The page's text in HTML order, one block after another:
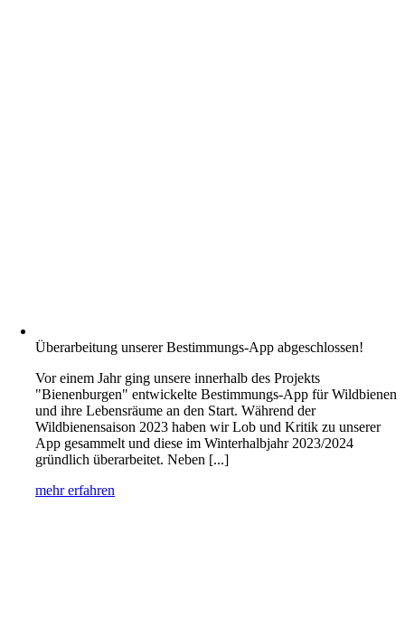
Überarbeitung unserer Bestimmungs-App abgeschlossen!
Vor einem Jahr ging unsere innerhalb des Projekts
"Bienenburgen" entwickelte Bestimmungs-App für Wildbienen
und ihre Lebensräume an den Start. Während der
Wildbienensaison 2023 haben wir Lob und Kritik zu unserer
App gesammelt und diese im Winterhalbjahr 2023/2024
gründlich überarbeitet. Neben [...]
mehr erfahren